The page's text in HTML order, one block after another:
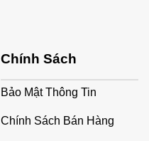
Chính Sách
Bảo Mật Thông Tin
Chính Sách Bán Hàng